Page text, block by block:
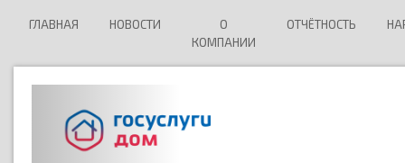
ГЛАВНАЯ НОВОСТИ
О
КОМПАНИИ
ОТЧЁТНОСТЬ